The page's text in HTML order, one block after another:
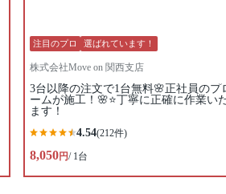
注目のプロ 選ばれています！
株式会社Move on 関西支店
3台以降の注文で1台無料🌸正社員のプ
ームが施工！🌸⭐️丁寧に正確に作業い
ます！
4.54(212件)
8,050円/ 1台